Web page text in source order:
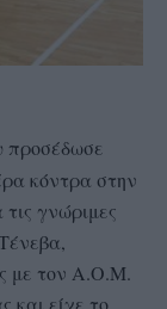
προσέδωσε
κόντρα στην
γνώριμες
με τον Α.Ο.Μ.
και είχε το